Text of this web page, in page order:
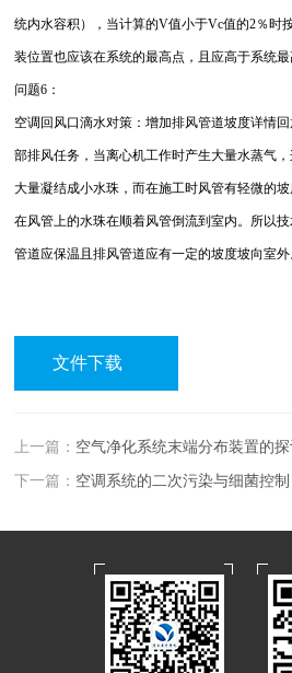
统内水容积），当计算的V值小于Vc值的2％时
装位置也应该在系统的最高点，且应高于系统最
问题6：
空调回风口滴水对策：增加排风管道坡度详情
部排风任务，当离心机工作时产生大量水蒸气
大量凝结成小水珠，而在施工时风管有轻微的
在风管上的水珠在顺着风管倒流到室内。所以
管道应保温且排风管道应有一定的坡度坡向室外
文件下载
上一篇： 空气净化系统末端分布装置的
下一篇： 空调系统的二次污染与细菌控制